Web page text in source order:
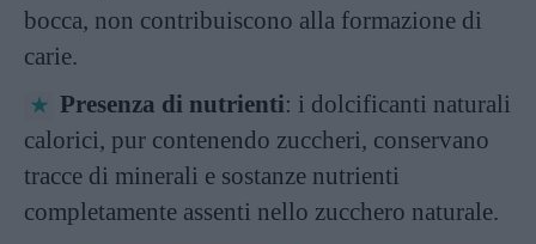
bocca, non contribuiscono alla formazione di
carie.
Presenza di nutrienti: i dolcificanti naturali
calorici, pur contenendo zuccheri, conservano
tracce di minerali e sostanze nutrienti
completamente assenti nello zucchero naturale.